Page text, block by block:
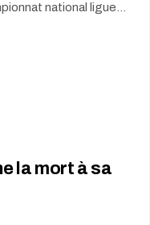
national ligue…
la mort à sa